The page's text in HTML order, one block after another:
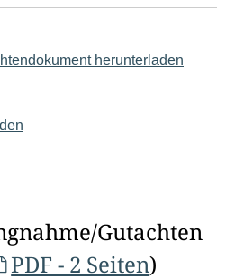
herunterladen
Gutachten
PDF - 2 Seiten)